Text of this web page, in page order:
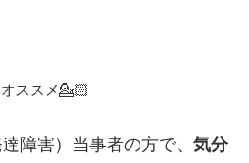
ススメ💁🏻
障害）当事者の方で、気分